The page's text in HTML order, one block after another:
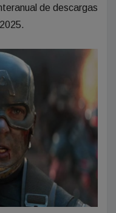
de descargas